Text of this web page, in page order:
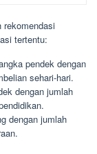
rekomendasi
tertentu:
pendek dengan
sehari-hari.
dengan jumlah
dengan jumlah